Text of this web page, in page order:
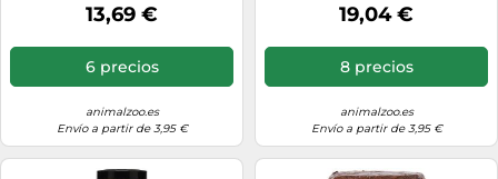
13,69 €
6 precios
animalzoo.es
Envío a partir de 3,95 €
19,04 €
8 precios
animalzoo.es
Envío a partir de 3,95 €